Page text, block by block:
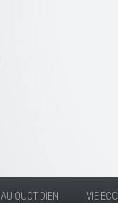
AU QUOTIDIEN VIE